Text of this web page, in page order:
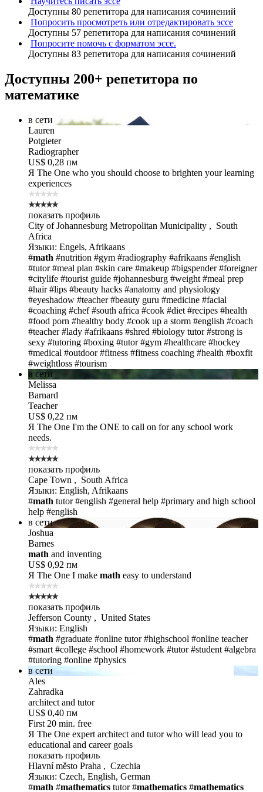
Доступны 80 репетитора для написания сочинений
Попросить просмотреть или отредактировать эссе
Доступны 57 репетитора для написания сочинений
Попросите помочь с форматом эссе.
Доступны 83 репетитора для написания сочинений
Доступны 200+ репетитора по
математике
в сети
Lauren
Potgieter
Radiographer
US$ 0,28 пм
Я The One who you should choose to brighten your learning
experiences
показать профиль
City of Johannesburg Metropolitan Municipality , South
Africa
Языки: Engels, Afrikaans
#math #nutrition #gym #radiography #afrikaans #english
#tutor #meal plan #skin care #makeup #bigspender #foreigner
#citylife #tourist guide #johannesburg #weight #meal prep
#hair #lips #beauty hacks #anatomy and physiology
#eyeshadow #teacher #beauty guru #medicine #facial
#coaching #chef #south africa #cook #diet #recipes #health
#food porn #healthy body #cook up a storm #english #coach
#teacher #lady #afrikaans #shred #biology tutor #strong is
sexy #tutoring #boxing #tutor #gym #healthcare #hockey
#medical #outdoor #fitness #fitness coaching #health #boxfit
#weightloss #tourism
в сети
Melissa
Barnard
Teacher
US$ 0,22 пм
Я The One I'm the ONE to call on for any school work
needs.
показать профиль
Cape Town , South Africa
Языки: English, Afrikaans
#math tutor #english #general help #primary and high school
help #english
в сети
Joshua
Barnes
math and inventing
US$ 0,92 пм
Я The One I make math easy to understand
показать профиль
Jefferson County , United States
Языки: English
#math #graduate #online tutor #highschool #online teacher
#smart #college #school #homework #tutor #student #algebra
#tutoring #online #physics
в сети
Ales
Zahradka
architect and tutor
US$ 0,40 пм
First 20 min. free
Я The One expert architect and tutor who will lead you to
educational and career goals
показать профиль
Hlavní město Praha , Czechia
Языки: Czech, English, German
#math #mathematics tutor #mathematics #mathematics